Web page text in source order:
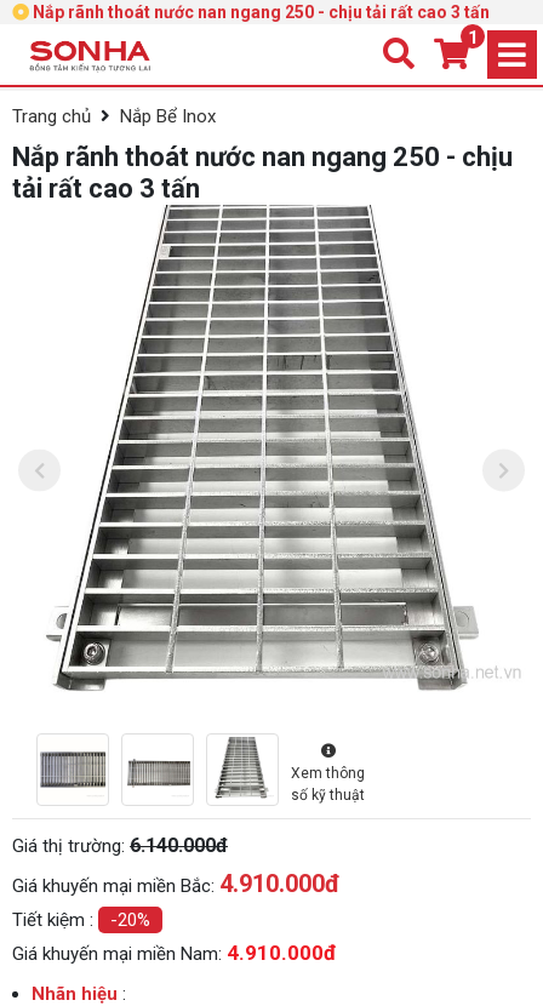
Nắp rãnh thoát nước nan ngang 250 - chịu tải rất cao 3 tấn
1
Trang chủ Nắp Bể Inox
Nắp rãnh thoát nước nan ngang 250 - chịu
tải rất cao 3 tấn
Xem thông
số kỹ thuật
Giá thị trường: 6.140.000đ
Giá khuyến mại miền Bắc: 4.910.000đ
Tiết kiệm :
-20%
Giá khuyến mại miền Nam: 4.910.000đ
Nhãn hiệu :